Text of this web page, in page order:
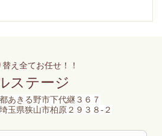
え全てお任せ！！
ステージ
あきる野市下代継３６７
玉県狭山市柏原２９３８-２